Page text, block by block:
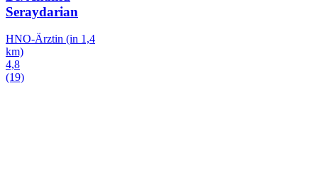
Seraydarian
HNO-Ärztin (in 1,4
km)
4,8
(19)